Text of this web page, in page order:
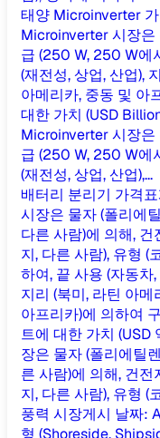
태양 Microinverter
Microinverter 시장은
급 (250 W, 250 W에
(재전성, 상업, 산업),
아메리카, 중동 및 아
대한 가치 (USD
Microinverter 시장은
급 (250 W, 250 W에
(재전성, 상업, 산업),...
배터리 분리기 가격표
시장은 물자 (폴리에
다른 사람)에 의해,
지, 다른 사람), 유형 (
하여, 끝 사용 (자동차
지리 (북미, 라틴 아메
아프리카)에 의하여
트에 대한 가치 (USD
장은 물자 (폴리에틸
른 사람)에 의해, 건
지, 다른 사람), 유형 (
풍력 시장게시 날짜:
형 (Shoreside,